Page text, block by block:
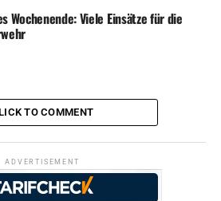
Wochenende: Viele Einsätze für die
TO COMMENT
ADVERTISEMENT